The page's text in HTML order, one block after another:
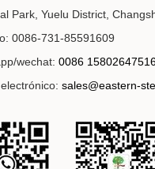
Park, Yuelu District,
0086-731-85591609
wechat:0086
sales@eastern-